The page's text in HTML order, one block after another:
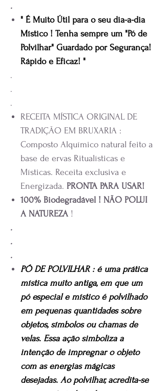
.
" É Muito Útil para o seu dia-a-dia
Místico ! Tenha sempre um "Pó de
Polvilhar" Guardado por Segurança!
Rápido e Eficaz! "
.
.
.
RECEITA MÍSTICA ORIGINAL DE
TRADIÇÃO EM BRUXARIA :
Composto Alquímico natural feito a
base de ervas Ritualísticas e
Místicas. Receita exclusiva e
Energizada. PRONTA PARA USAR!
100% Biodegradável ! NÃO POLUI
A NATUREZA !
.
.
.
PÓ DE POLVILHAR : é uma prática
mística muito antiga, em que um
pó especial e místico é polvilhado
em pequenas quantidades sobre
objetos, símbolos ou chamas de
velas. Essa ação simboliza a
intenção de impregnar o objeto
com as energias mágicas
desejadas. Ao polvilhar, acredita-se